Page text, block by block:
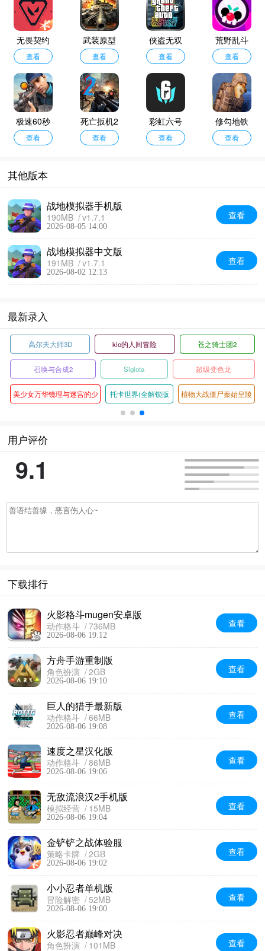
无畏契约
手游
查看
武装原型
最新版
查看
侠盗无双
手机版
查看
荒野乱斗
宇宙服
查看
极速60秒
手游
查看
死亡扳机2
中文版
查看
彩虹六号
安卓版
查看
修勾地铁
逃生
查看
其他版本
战地模拟器手机版
190MB v1.7.1
2026-08-05 14:00
查看
战地模拟器中文版
191MB v1.7.1
2026-08-02 12:13
查看
最新录入
高尔夫大师3D kio的人间冒险 苍之骑士团2
召唤与合成2 Siglota 超级变色龙
美少女万华镜理与迷宫的少
托卡世界(全解锁版
本)
植物大战僵尸秦始皇陵
用户评价
9.1
下载排行
火影格斗mugen安卓版
动作格斗 736MB
2026-08-06 19:12
查看
方舟手游重制版
角色扮演 2GB
2026-08-06 19:10
查看
巨人的猎手最新版
动作格斗 66MB
2026-08-06 19:08
查看
速度之星汉化版
动作格斗 86MB
2026-08-06 19:06
查看
无敌流浪汉2手机版
模拟经营 15MB
2026-08-06 19:04
查看
金铲铲之战体验服
策略卡牌 2GB
2026-08-06 19:02
查看
小小忍者单机版
冒险解密 52MB
2026-08-06 19:00
查看
火影忍者巅峰对决
角色扮演 101MB 查看